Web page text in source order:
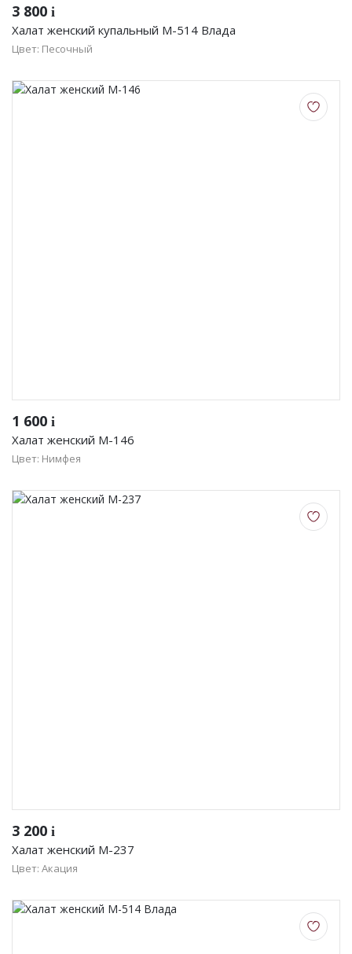
3 800 i
Халат женский купальный М-514 Влада
Цвет: Песочный
1 600 i
Халат женский М-146
Цвет: Нимфея
3 200 i
Халат женский М-237
Цвет: Акация